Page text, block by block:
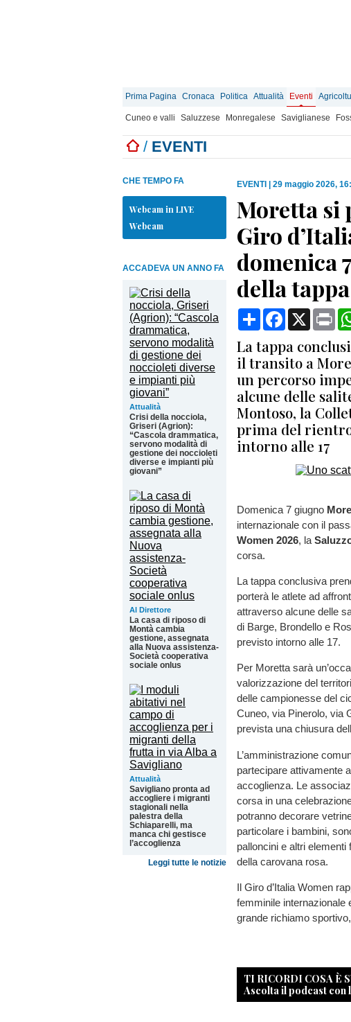
Prima Pagina Cronaca Politica Attualità Eventi
Cuneo e valli Saluzzese Monregalese Saviglianese
/ EVENTI
CHE TEMPO FA
Webcam in LIVE
Webcam
ACCADEVA UN ANNO FA
Attualità
Crisi della nocciola,
Griseri (Agrion):
“Cascola drammatica,
servono modalità di
gestione dei noccioleti
diverse e impianti più
giovani”
Al Direttore
La casa di riposo di
Montà cambia
gestione, assegnata
alla Nuova assistenza-
Società cooperativa
sociale onlus
Attualità
Savigliano pronta ad
accogliere i migranti
stagionali nella
palestra della
Schiaparelli, ma
manca chi gestisce
l’accoglienza
Leggi tutte le notizie
EVENTI 29 maggio 2026,
Moretta si
Giro
domenica
della
CondividiFacebook
X
La tappa
il transito a
un percorso
alcune delle
Montoso, la
prima del rientro
intorno alle 17
Domenica 7 giugno
internazionale con il
Women 2026, la
corsa.
La tappa conclusiva
porterà le atlete ad
attraverso alcune delle
di Barge, Brondello e
previsto intorno alle 17.
Per Moretta sarà
valorizzazione del
delle campionesse del
Cuneo, via Pinerolo, via
prevista una chiusura
L’amministrazione
partecipare attivamente
accoglienza. Le
corsa in una
potranno decorare
particolare i bambini,
palloncini e altri
della carovana rosa.
Il Giro d’Italia Women
femminile internazionale
grande richiamo
TI RICORDI COSA È
Ascolta il podcast con